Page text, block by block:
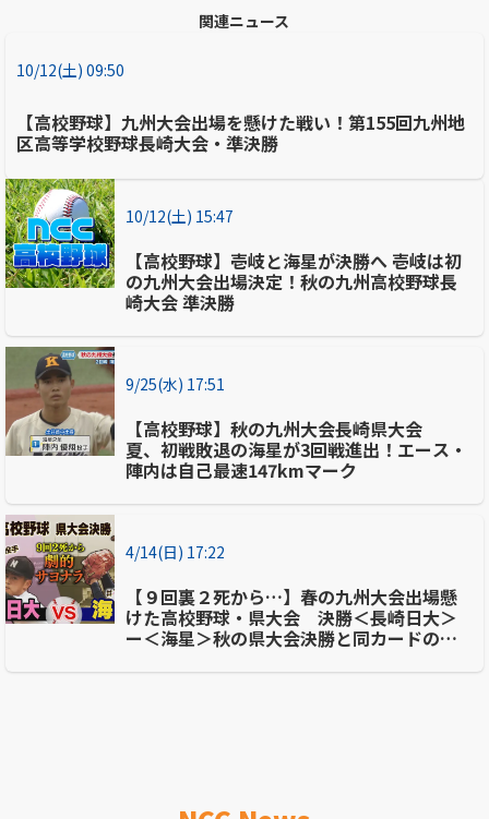
関連ニュース
10/12(土) 09:50
【高校野球】九州大会出場を懸けた戦い！第155回九州地
区高等学校野球長崎大会・準決勝
10/12(土) 15:47
【高校野球】壱岐と海星が決勝へ 壱岐は初
の九州大会出場決定！秋の九州高校野球長
崎大会 準決勝
9/25(水) 17:51
【高校野球】秋の九州大会長崎県大会
夏、初戦敗退の海星が3回戦進出！エース・
陣内は自己最速147kmマーク
4/14(日) 17:22
【９回裏２死から…】春の九州大会出場懸
けた高校野球・県大会 決勝＜長崎日大＞
ー＜海星＞秋の県大会決勝と同カードのラ